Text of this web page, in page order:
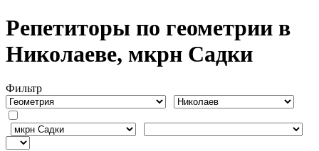
Репетиторы по геометрии в
Николаеве, мкрн Садки
Фильтр